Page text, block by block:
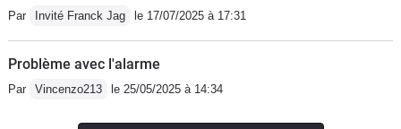
Par Invité Franck Jag le 17/07/2025 à 17:31
Problème avec l'alarme
Par Vincenzo213 le 25/05/2025 à 14:34